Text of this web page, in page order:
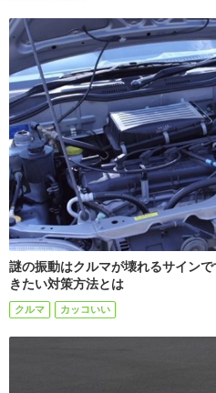
謎の振動はクルマが壊れるサイン
きたい対策方法とは
クルマ カッコいい